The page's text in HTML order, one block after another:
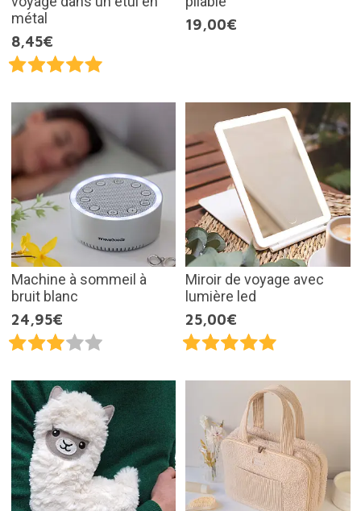
métal
8,45€
19,00€
Machine à sommeil à
bruit blanc
24,95€
Miroir de voyage avec
lumière led
25,00€